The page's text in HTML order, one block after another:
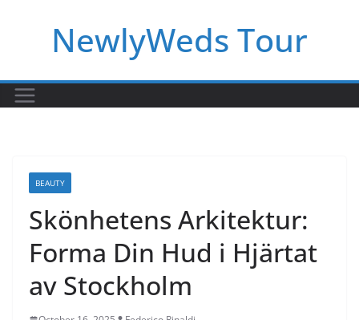
NewlyWeds Tour
BEAUTY
Skönhetens Arkitektur:
Forma Din Hud i Hjärtat
av Stockholm